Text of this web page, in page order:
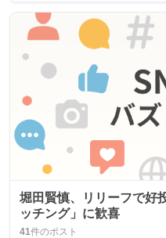
堀田賢慎、リリーフで
ッチング」に歓喜
41件のポスト